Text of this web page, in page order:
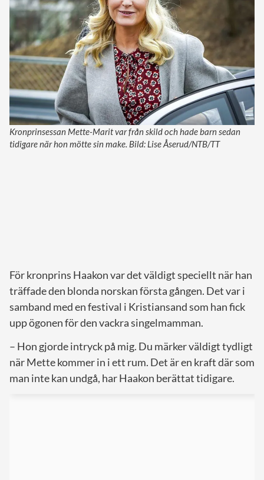
Kronprinsessan Mette-Marit var från skild och hade barn sedan
tidigare när hon mötte sin make. Bild: Lise Åserud/NTB/TT
För kronprins Haakon var det väldigt speciellt när han
träffade den blonda norskan första gången. Det var i
samband med en festival i Kristiansand som han fick
upp ögonen för den vackra singelmamman.
– Hon gjorde intryck på mig. Du märker väldigt tydligt
när Mette kommer in i ett rum. Det är en kraft där som
man inte kan undgå, har Haakon berättat tidigare.